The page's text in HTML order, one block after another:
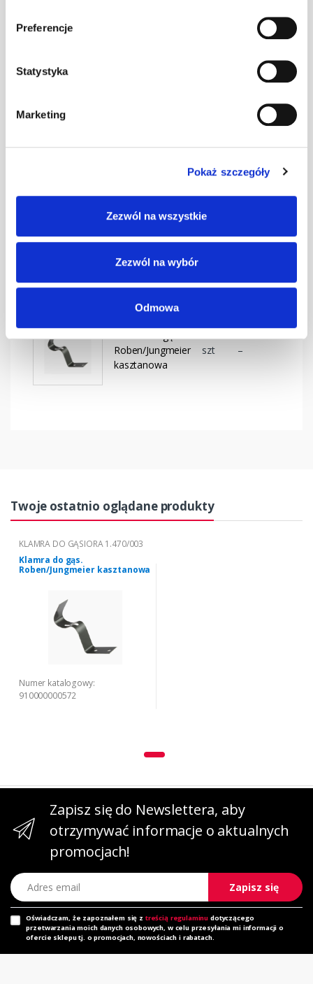
Preferencje
Statystyka
Marketing
Pokaż szczegóły
Zezwól na wszystkie
Zezwól na wybór
Odmowa
czerwona
Roben/Jungmeier
grafitowa
Roben/Jungmeier
kasztanowa
szt –
Twoje ostatnio oglądane produkty
KLAMRA DO GĄSIORA 1.470/003
Klamra do gąs.
Roben/Jungmeier kasztanowa
Numer katalogowy:
910000000572
Zapisz się do Newslettera, aby
otrzymywać informacje o aktualnych
promocjach!
Adres email
Zapisz się
Oświadczam, że zapoznałem się z treścią regulaminu dotyczącego
przetwarzania moich danych osobowych, w celu przesyłania mi informacji o
ofercie sklepu tj. o promocjach, nowościach i rabatach.